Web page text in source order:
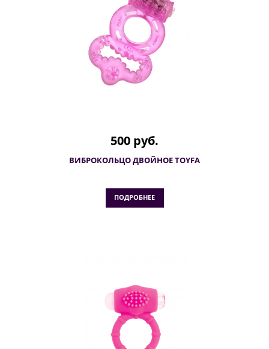
500 руб.
ВИБРОКОЛЬЦО ДВОЙНОЕ TOYFA
ПОДРОБНЕЕ